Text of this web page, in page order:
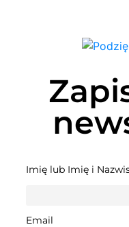
Imię lub Imię i
Email